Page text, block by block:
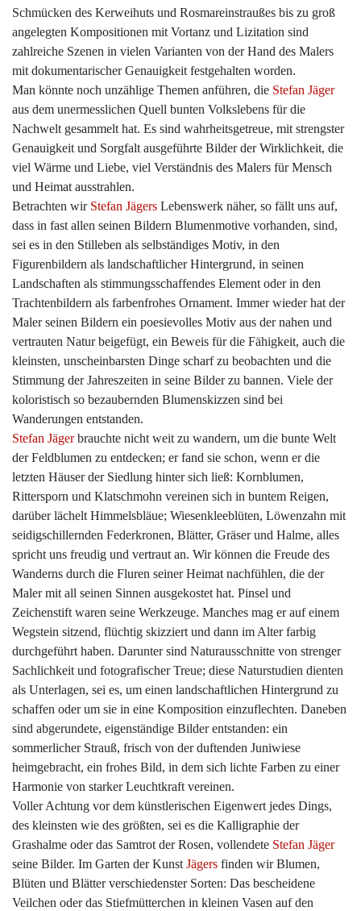
Schmücken des Kerweihuts und Rosmareinstraußes bis zu groß
angelegten Kompositionen mit Vortanz und Lizitation sind
zahlreiche Szenen in vielen Varianten von der Hand des Malers
mit dokumentarischer Genauigkeit festgehalten worden.
Man könnte noch unzählige Themen anführen, die Stefan Jäger
aus dem unermesslichen Quell bunten Volkslebens für die
Nachwelt gesammelt hat. Es sind wahrheitsgetreue, mit strengster
Genauigkeit und Sorgfalt ausgeführte Bilder der Wirklichkeit, die
viel Wärme und Liebe, viel Verständnis des Malers für Mensch
und Heimat ausstrahlen.
Betrachten wir Stefan Jägers Lebenswerk näher, so fällt uns auf,
dass in fast allen seinen Bildern Blumenmotive vorhanden, sind,
sei es in den Stilleben als selbständiges Motiv, in den
Figurenbildern als landschaftlicher Hintergrund, in seinen
Landschaften als stimmungsschaffendes Element oder in den
Trachtenbildern als farbenfrohes Ornament. Immer wieder hat der
Maler seinen Bildern ein poesievolles Motiv aus der nahen und
vertrauten Natur beigefügt, ein Beweis für die Fähigkeit, auch die
kleinsten, unscheinbarsten Dinge scharf zu beobachten und die
Stimmung der Jahreszeiten in seine Bilder zu bannen. Viele der
koloristisch so bezaubernden Blumenskizzen sind bei
Wanderungen entstanden.
Stefan Jägerbrauchte nicht weit zu wandern, um die bunte Welt
der Feldblumen zu entdecken; er fand sie schon, wenn er die
letzten Häuser der Siedlung hinter sich ließ: Kornblumen,
Rittersporn und Klatschmohn vereinen sich in buntem Reigen,
darüber lächelt Himmelsbläue; Wiesenkleeblüten, Löwenzahn mit
seidigschillernden Federkronen, Blätter, Gräser und Halme, alles
spricht uns freudig und vertraut an. Wir können die Freude des
Wanderns durch die Fluren seiner Heimat nachfühlen, die der
Maler mit all seinen Sinnen ausgekostet hat. Pinsel und
Zeichenstift waren seine Werkzeuge. Manches mag er auf einem
Wegstein sitzend, flüchtig skizziert und dann im Alter farbig
durchgeführt haben. Darunter sind Naturausschnitte von strenger
Sachlichkeit und fotografischer Treue; diese Naturstudien dienten
als Unterlagen, sei es, um einen landschaftlichen Hintergrund zu
schaffen oder um sie in eine Komposition einzuflechten. Daneben
sind abgerundete, eigenständige Bilder entstanden: ein
sommerlicher Strauß, frisch von der duftenden Juniwiese
heimgebracht, ein frohes Bild, in dem sich lichte Farben zu einer
Harmonie von starker Leuchtkraft vereinen.
Voller Achtung vor dem künstlerischen Eigenwert jedes Dings,
des kleinsten wie des größten, sei es die Kalligraphie der
Grashalme oder das Samtrot der Rosen, vollendete Stefan Jäger
seine Bilder. Im Garten der Kunst Jägers finden wir Blumen,
Blüten und Blätter verschiedenster Sorten: Das bescheidene
Veilchen oder das Stiefmütterchen in kleinen Vasen auf den